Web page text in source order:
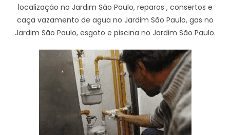
localização no Jardim São Paulo, reparos , consertos e
caça vazamento de agua no Jardim São Paulo, gas no
Jardim São Paulo, esgoto e piscina no Jardim São Paulo.